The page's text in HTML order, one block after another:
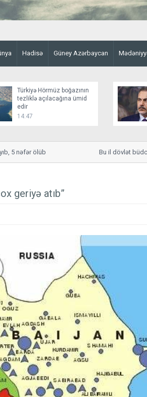
Hadisə Güney Azərbaycan
Türkiyə Hörmüz boğazının
tezliklə açılacağına ümid
edir
14:47
5 nəfər ölüb Bu il dövlət
geriyə atıb”